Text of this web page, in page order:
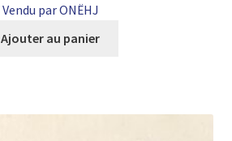
Vendu par ONËHJ
Ajouter au panier